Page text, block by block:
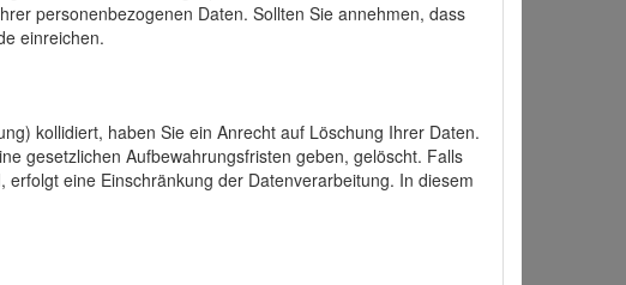
personenbezogenen Daten. Sollten Sie annehmen, dass
einreichen.
kollidiert, haben Sie ein Anrecht auf Löschung Ihrer Daten.
gesetzlichen Aufbewahrungsfristen geben, gelöscht. Falls
eine Einschränkung der Datenverarbeitung. In diesem